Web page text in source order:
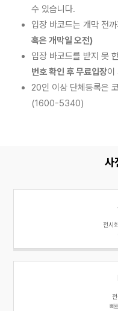
수 있습니다.
입장 바코드는 개막 전
혹은 개막일 오전)
입장 바코드를 받지 못
번호 확인 후 무료입장이
20인 이상 단체등록은
(1600-5340)
사
전시
빠